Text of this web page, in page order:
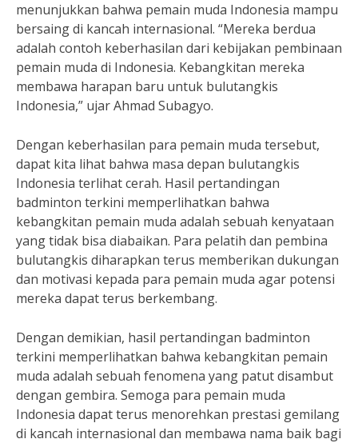
menunjukkan bahwa pemain muda Indonesia mampu
bersaing di kancah internasional. “Mereka berdua
adalah contoh keberhasilan dari kebijakan pembinaan
pemain muda di Indonesia. Kebangkitan mereka
membawa harapan baru untuk bulutangkis
Indonesia,” ujar Ahmad Subagyo.
Dengan keberhasilan para pemain muda tersebut,
dapat kita lihat bahwa masa depan bulutangkis
Indonesia terlihat cerah. Hasil pertandingan
badminton terkini memperlihatkan bahwa
kebangkitan pemain muda adalah sebuah kenyataan
yang tidak bisa diabaikan. Para pelatih dan pembina
bulutangkis diharapkan terus memberikan dukungan
dan motivasi kepada para pemain muda agar potensi
mereka dapat terus berkembang.
Dengan demikian, hasil pertandingan badminton
terkini memperlihatkan bahwa kebangkitan pemain
muda adalah sebuah fenomena yang patut disambut
dengan gembira. Semoga para pemain muda
Indonesia dapat terus menorehkan prestasi gemilang
di kancah internasional dan membawa nama baik bagi